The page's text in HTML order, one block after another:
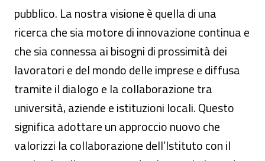
pubblico. La nostra visione è quella di una
ricerca che sia motore di innovazione continua e
che sia connessa ai bisogni di prossimità dei
lavoratori e del mondo delle imprese e diffusa
tramite il dialogo e la collaborazione tra
università, aziende e istituzioni locali. Questo
significa adottare un approccio nuovo che
valorizzi la collaborazione dell’Istituto con il